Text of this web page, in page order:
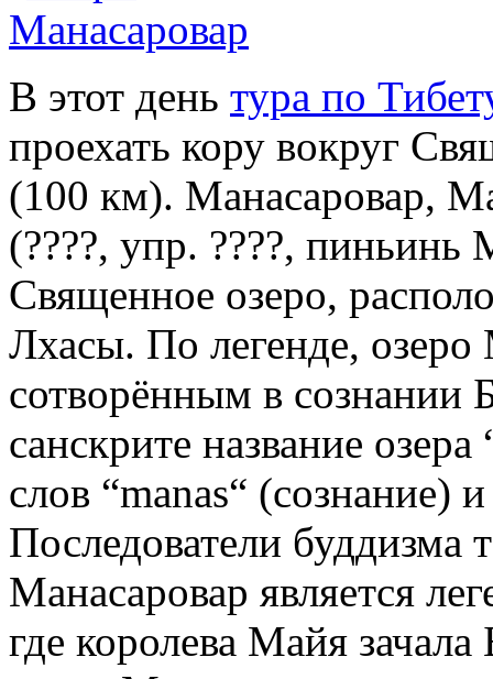
В этот день тура по
проехать кору вокруг
(100 км).
(????, упр. ????,
Священное озеро,
Лхасы. По легенде,
сотворённым в сознании
санскрите название
слов “manas“ (сознание)
Последователи буддизма
Манасаровар является
где королева Майя